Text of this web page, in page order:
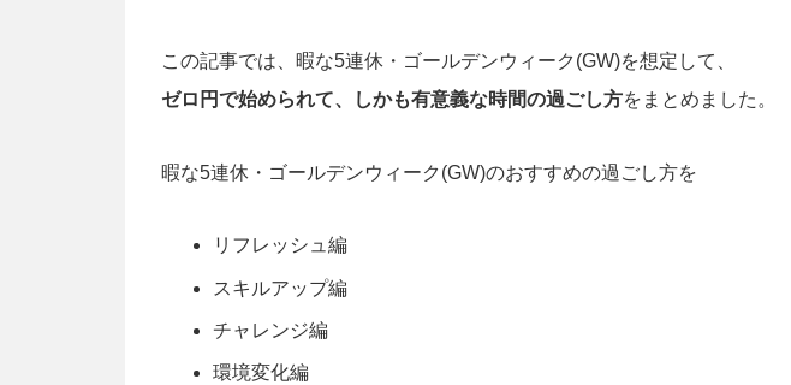
この記事では、暇な5連休・ゴールデンウィーク(GW)を想定して、
ゼロ円で始められて、しかも有意義な時間の過ごし方をまとめました。
暇な5連休・ゴールデンウィーク(GW)のおすすめの過ごし方を
リフレッシュ編
スキルアップ編
チャレンジ編
環境変化編